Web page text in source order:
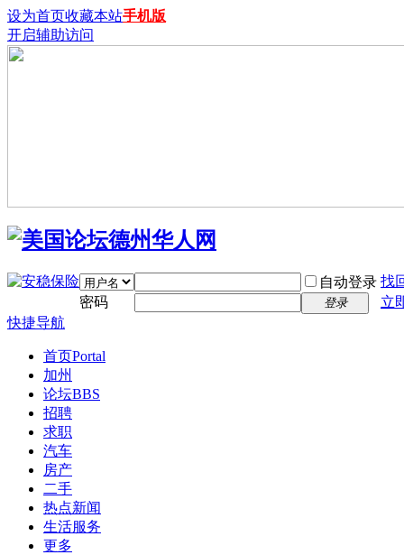
设为首页收藏本站手机版
开启辅助访问
自动登录 找
密码
登录
立
快捷导航
首页Portal
加州
论坛BBS
招聘
求职
汽车
房产
二手
热点新闻
生活服务
更多